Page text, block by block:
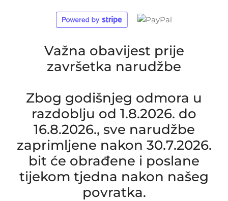
Važna obavijest prije
završetka narudžbe
Zbog godišnjeg odmora u
razdoblju od 1.8.2026. do
16.8.2026., sve narudžbe
zaprimljene nakon 30.7.2026.
bit će obrađene i poslane
tijekom tjedna nakon našeg
povratka.